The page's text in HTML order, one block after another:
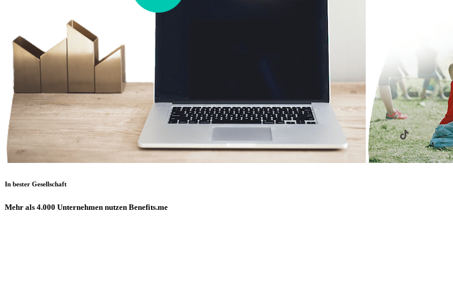
In bester Gesellschaft
Mehr als 4.000 Unternehmen nutzen Benefits.me